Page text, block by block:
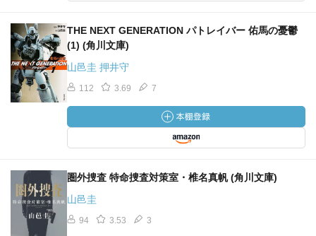
THE NEXT GENERATION パトレイバー 佑馬の憂鬱
(1) (角川文庫)
山邑圭 押井守
112 3.69 7
圏外捜査 特命捜査対策室・椎名真帆 (角川文庫)
山邑圭
94 3.53 3